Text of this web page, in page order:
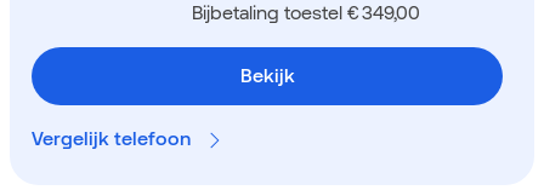
Bijbetaling toestel € 349,00
Bekijk
Vergelijk telefoon